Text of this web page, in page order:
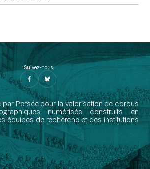
Suivez-nous
par Persée pour la valorisation de corpus
numérisés construits en
équipes de recherche et des institutions